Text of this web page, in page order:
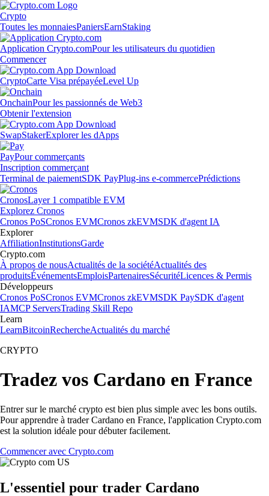
Crypto
Toutes les monnaiesPaniersEarnStaking
Application Crypto.comPour les utilisateurs du quotidien
Commencer
CryptoCarte Visa prépayéeLevel Up
OnchainPour les passionnés de Web3
Obtenir l'extension
SwapStakerExplorer les dApps
PayPour commerçants
Inscription commerçant
Terminal de paiementSDK PayPlug-ins e-commercePrédictions
CronosLayer 1 compatible EVM
Explorez Cronos
Cronos PoSCronos EVMCronos zkEVMSDK d'agent IA
Explorer
AffiliationInstitutionsGarde
Crypto.com
À propos de nousActualités de la sociétéActualités des
produitsÉvénementsEmploisPartenairesSécuritéLicences & Permis
Développeurs
Cronos PoSCronos EVMCronos zkEVMSDK PaySDK d'agent
IAMCP ServersTrading Skill Repo
Learn
LearnBitcoinRechercheActualités du marché
CRYPTO
Tradez vos Cardano en France
Entrer sur le marché crypto est bien plus simple avec les bons outils.
Pour apprendre à trader Cardano en France, l'application Crypto.com
est la solution idéale pour débuter facilement.
Commencer avec Crypto.com
L'essentiel pour trader Cardano